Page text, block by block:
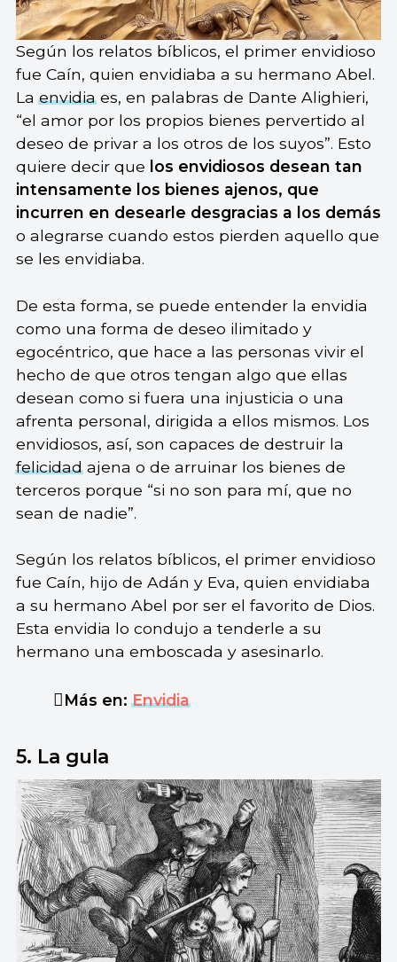
Según los relatos bíblicos, el primer envidioso
fue Caín, quien envidiaba a su hermano Abel.
Laenvidiaes, en palabras de Dante Alighieri,
“el amor por los propios bienes pervertido al
deseo de privar a los otros de los suyos”. Esto
quiere decir que los envidiosos desean tan
intensamente los bienes ajenos, que
incurren en desearle desgracias a los demás
o alegrarse cuando estos pierden aquello que
se les envidiaba.
De esta forma, se puede entender la envidia
como una forma de deseo ilimitado y
egocéntrico, que hace a las personas vivir el
hecho de que otros tengan algo que ellas
desean como si fuera una injusticia o una
afrenta personal, dirigida a ellos mismos. Los
envidiosos, así, son capaces de destruir la
felicidadajena o de arruinar los bienes de
terceros porque “si no son para mí, que no
sean de nadie”.
Según los relatos bíblicos, el primer envidioso
fue Caín, hijo de Adán y Eva, quien envidiaba
a su hermano Abel por ser el favorito de Dios.
Esta envidia lo condujo a tenderle a su
hermano una emboscada y asesinarlo.
Más en:Envidia
5. La gula